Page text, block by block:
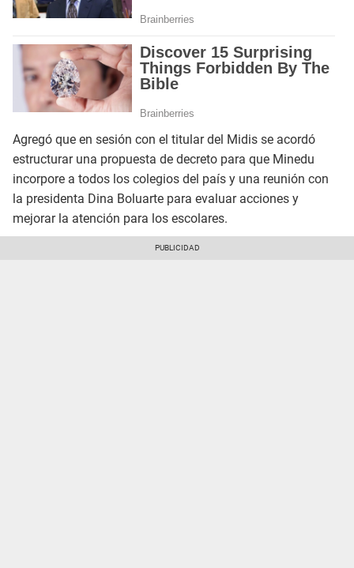
Agregó que en sesión con el titular del Midis se acordó
estructurar una propuesta de decreto para que Minedu
incorpore a todos los colegios del país y una reunión con
la presidenta Dina Boluarte para evaluar acciones y
mejorar la atención para los escolares.